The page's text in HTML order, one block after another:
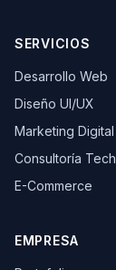
SERVICIOS
Desarrollo Web
Diseño UI/UX
Marketing Digital
Consultoría Tech
E-Commerce
EMPRESA